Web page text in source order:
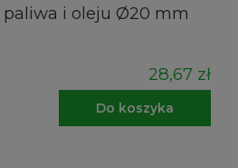
i oleju Ø20 mm
28,67 zł
Do koszyka